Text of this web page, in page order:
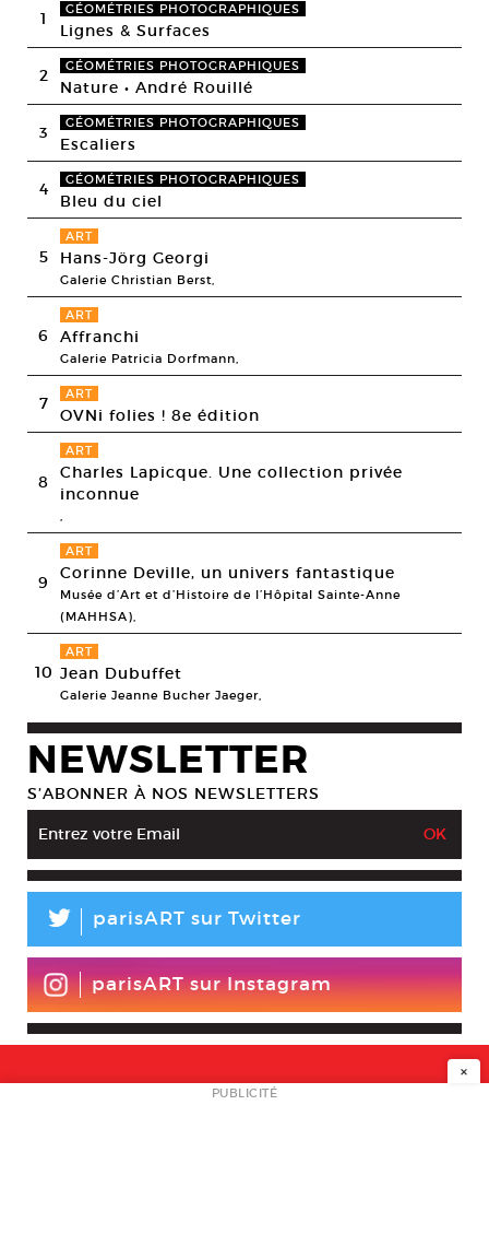
1 GÉOMÉTRIES PHOTOGRAPHIQUES
Lignes & Surfaces
2 GÉOMÉTRIES PHOTOGRAPHIQUES
Nature • André Rouillé
3 GÉOMÉTRIES PHOTOGRAPHIQUES
Escaliers
4 GÉOMÉTRIES PHOTOGRAPHIQUES
Bleu du ciel
5
ART
Hans-Jörg Georgi
Galerie Christian Berst,
6
ART
Affranchi
Galerie Patricia Dorfmann,
7 ART
OVNi folies ! 8e édition
8
ART
Charles Lapicque. Une collection privée
inconnue
,
9
ART
Corinne Deville, un univers fantastique
Musée d’Art et d’Histoire de l’Hôpital Sainte-Anne
(MAHHSA),
10
ART
Jean Dubuffet
Galerie Jeanne Bucher Jaeger,
NEWSLETTER
S’ABONNER À NOS NEWSLETTERS
L parisART sur Twitter
parisART sur Instagram
NEWSLETTER
×
PUBLICITÉ